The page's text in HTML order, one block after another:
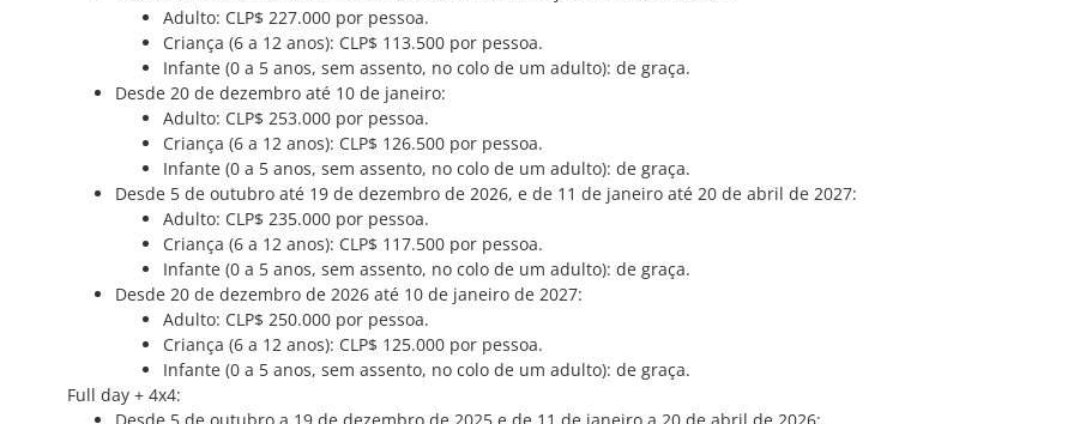
Adulto: CLP$ 227.000 por pessoa.
Criança (6 a 12 anos): CLP$ 113.500 por pessoa.
Infante (0 a 5 anos, sem assento, no colo de um adulto): de graça.
Desde 20 de dezembro até 10 de janeiro:
Adulto: CLP$ 253.000 por pessoa.
Criança (6 a 12 anos): CLP$ 126.500 por pessoa.
Infante (0 a 5 anos, sem assento, no colo de um adulto): de graça.
Desde 5 de outubro até 19 de dezembro de 2026, e de 11 de janeiro até 20 de abril de 2027:
Adulto: CLP$ 235.000 por pessoa.
Criança (6 a 12 anos): CLP$ 117.500 por pessoa.
Infante (0 a 5 anos, sem assento, no colo de um adulto): de graça.
Desde 20 de dezembro de 2026 até 10 de janeiro de 2027:
Adulto: CLP$ 250.000 por pessoa.
Criança (6 a 12 anos): CLP$ 125.000 por pessoa.
Infante (0 a 5 anos, sem assento, no colo de um adulto): de graça.
Full day + 4x4: